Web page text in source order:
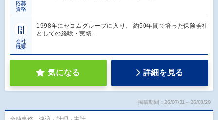
応募
資格
会社
概要
1998年にセコムグループに入り、 約50年間で培った保険会社
としての経験・実績…
気になる 詳細を見る
掲載期間：26/07/31～26/08/20